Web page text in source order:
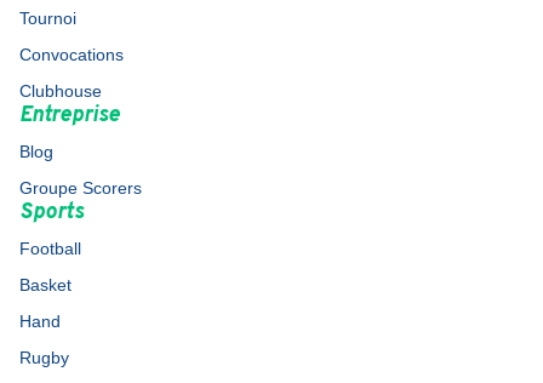
Tournoi
Convocations
Clubhouse
Entreprise
Blog
Groupe Scorers
Sports
Football
Basket
Hand
Rugby